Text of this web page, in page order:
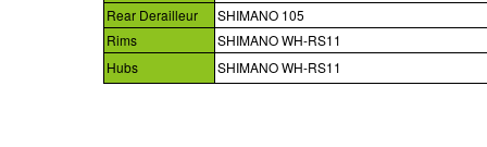
Rear Derailleur
SHIMANO 105
Rims
SHIMANO WH-RS11
Hubs
SHIMANO WH-RS11